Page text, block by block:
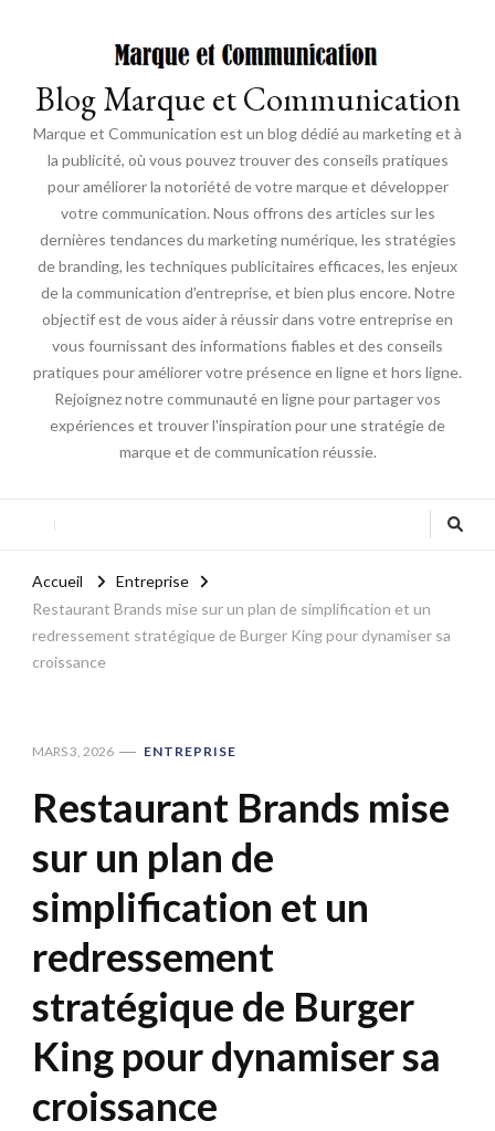
Blog Marque et Communication
Marque et Communication est un blog dédié au marketing et à
la publicité, où vous pouvez trouver des conseils pratiques
pour améliorer la notoriété de votre marque et développer
votre communication. Nous offrons des articles sur les
dernières tendances du marketing numérique, les stratégies
de branding, les techniques publicitaires efficaces, les enjeux
de la communication d'entreprise, et bien plus encore. Notre
objectif est de vous aider à réussir dans votre entreprise en
vous fournissant des informations fiables et des conseils
pratiques pour améliorer votre présence en ligne et hors ligne.
Rejoignez notre communauté en ligne pour partager vos
expériences et trouver l'inspiration pour une stratégie de
marque et de communication réussie.
Accueil
Entreprise
Restaurant Brands mise sur un plan de simplification et un
redressement stratégique de Burger King pour dynamiser sa
croissance
MARS 3, 2026 ENTREPRISE
Restaurant Brands mise
sur un plan de
simplification et un
redressement
stratégique de Burger
King pour dynamiser sa
croissance